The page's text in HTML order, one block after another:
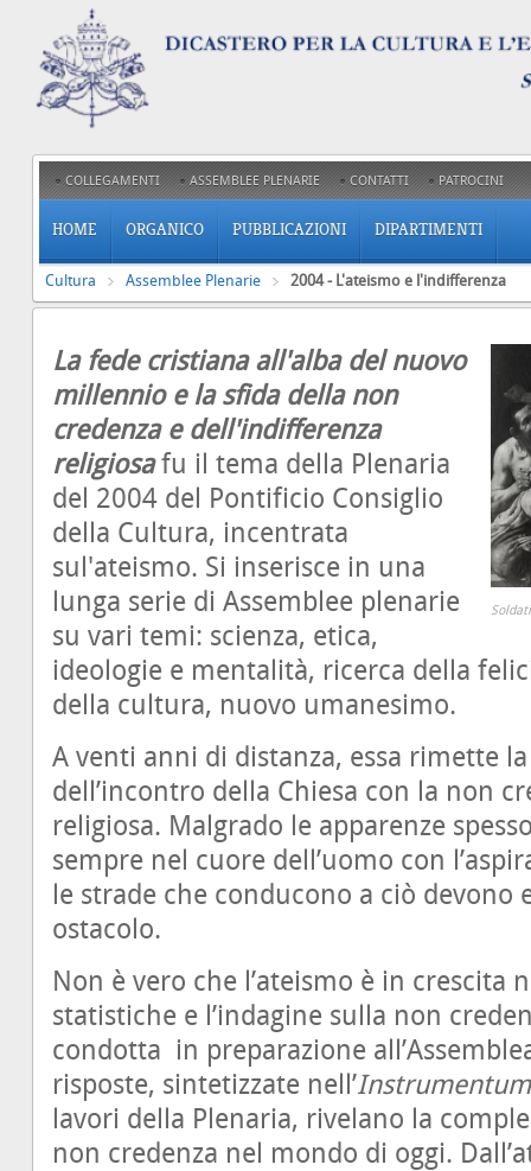
COLLEGAMENTI ASSEMBLEE PLENARIE CONTATTI PATROCINI
HOME ORGANICO PUBBLICAZIONI DIPARTIMENTI
Cultura Assemblee Plenarie 2004 - L'ateismo e l'indifferenza
La fede cristiana all'alba del nuovo
millennio e la sfida della non
credenza e dell'indifferenza
religiosafu il tema della Plenaria
del 2004 del Pontificio Consiglio
della Cultura, incentrata
sul'ateismo. Si inserisce in una
lunga serie di Assemblee plenarie
su vari temi: scienza, etica,
ideologie e mentalità, ricerca della
della cultura, nuovo umanesimo.
A venti anni di distanza, essa rimette
dell’incontro della Chiesa con la non
religiosa. Malgrado le apparenze
sempre nel cuore dell’uomo con
le strade che conducono a ciò devono
ostacolo.
Non è vero che l’ateismo è in crescita
statistiche e l’indagine sulla non
condotta in preparazione
risposte, sintetizzate nell’
lavori della Plenaria, rivelano la
non credenza nel mondo di oggi.